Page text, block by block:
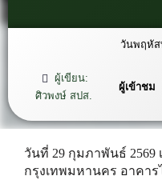
วันพฤหัส
ผู้เขียน:
ศิวพงษ์ สปส.
ผู้เข้าชม
วันที่ 29 กุมภาพันธ์ 2569
กรุงเทพมหานคร อาคา